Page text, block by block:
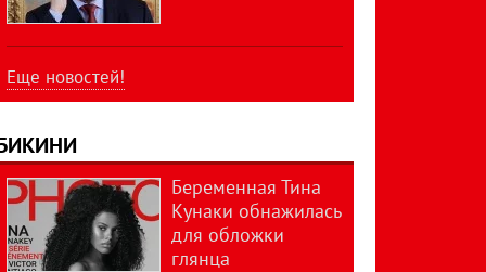
Еще новостей!
Беременная Тина
Кунаки обнажилась
для обложки
глянца